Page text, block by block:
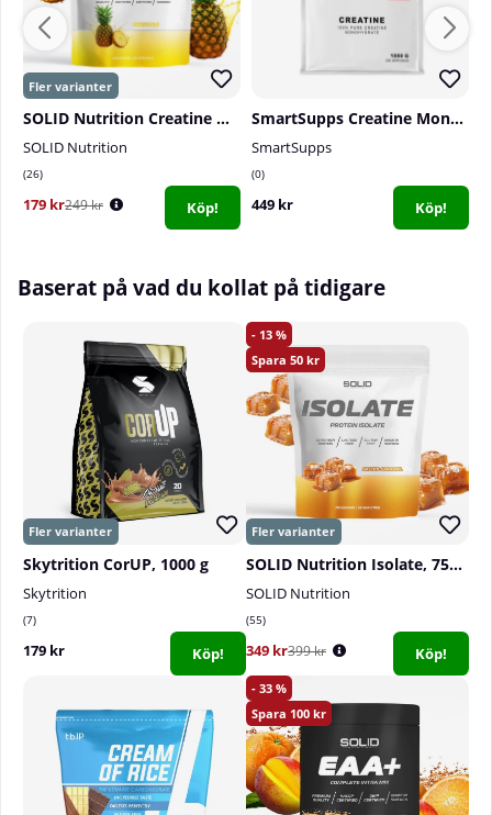
SOLID Nutrition Creatine Monohydrate, 400 g
SOLID Nutrition
26
179 kr249 kr Köp!
SmartSupps Creatine Monohydrate, 1000 g
SmartSupps
0
449 kr Köp!
Baserat på vad du kollat på tidigare
Skytrition CorUP, 1000 g
Skytrition
7
179 kr Köp!
13
50
SOLID Nutrition Isolate, 750 g
SOLID Nutrition
55
349 kr399 kr Köp!
33
100